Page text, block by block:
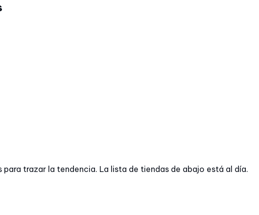
trazar la tendencia. La lista de tiendas de abajo está al día.